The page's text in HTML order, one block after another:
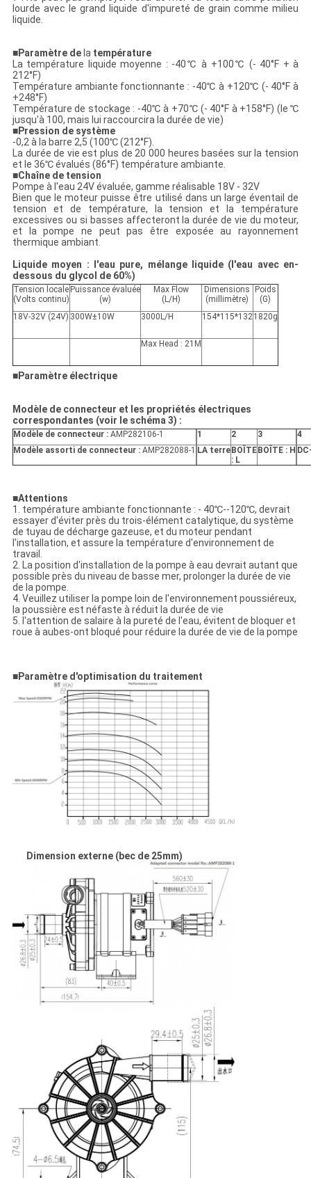
lourde avec le grand liquide d'impureté de grain comme milieu
liquide.
■Paramètre dela température
La température liquide moyenne : -40℃ à +100℃ (- 40°F + à
212°F)
Température ambiante fonctionnante : -40℃ à +120℃ (- 40°F à
+248°F)
Température de stockage : -40℃ à +70℃ (- 40°F à +158°F) (le ℃
jusqu'à 100, mais lui raccourcira la durée de vie)
■Pression de système
-0,2 à la barre 2,5 (100℃ (212°F).
La durée de vie est plus de 20 000 heures basées sur la tension
et le 36℃ évalués (86°F) température ambiante.
■Chaîne de tension
Pompe à l'eau 24V évaluée, gamme réalisable 18V - 32V
Bien que le moteur puisse être utilisé dans un large éventail de
tension et de température, la tension et la température
excessives ou si basses affecteront la durée de vie du moteur,
et la pompe ne peut pas être exposée au rayonnement
thermique ambiant.
Liquide moyen : l'eau pure, mélange liquide (l'eau avec en-
dessous du glycol de 60%)
Tension locale
(Volts continu)
Puissance évaluée
(w)
Max Flow
(L/H)
Dimensions
(millimètre)
Poids
(G)
18V-32V (24V) 300W±10W 3000L/H 154*115*1321820g
Max Head : 21M
■Paramètre électrique
Modèle de connecteur et les propriétés électriques
correspondantes (voir le schéma 3) :
Modèle de connecteur :AMP282106-1 1 2 3
4
Modèle assorti de connecteur :AMP282088-1 LA terre BOÎTE
: L
BOÎTE : H
■Attentions
1. température ambiante fonctionnante : - 40℃--120℃, devrait
essayer d'éviter près du trois-élément catalytique, du système
de tuyau de décharge gazeuse, et du moteur pendant
l'installation, et assure la température d'environnement de
travail.
2. La position d'installation de la pompe à eau devrait autant que
possible près du niveau de basse mer, prolonger la durée de vie
de la pompe.
4. Veuillez utiliser la pompe loin de l'environnement poussiéreux,
la poussière est néfaste à réduit la durée de vie
5. l'attention de salaire à la pureté de l'eau, évitent de bloquer et
roue à aubes-ont bloqué pour réduire la durée de vie de la pompe
■Paramètre d'optimisation du traitement
Dimension externe (bec de 25mm)